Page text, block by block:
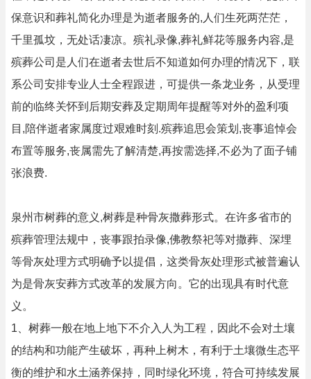
保意识和葬礼简化办理是为逝者服务的,人们生死两茫茫，
千里孤坟，无处话凄凉。殡礼录像,葬礼鲜花等服务内容,是
殡葬公司是人们在逝者去世后不知道如何办理的情况下，联
系公司安排专业人士全程跟进，可提供一条龙业务，从受理
前的临终关怀到后期安葬及定期周年提醒等对外的盈利项
目,陪伴逝者家属度过艰难时刻.殡葬追思会策划,丧事追悼会
布置等服务,丧属需先了解清楚,再按需选择,不必为了面子铺
张浪费.
泉州市树葬的意义,树葬是种骨灰撒葬形式。在许多省市的
殡葬管理法规中，丧事跟拍录像,佛教祭祀等对撒葬、深埋
等骨灰处理方式明确予以提倡，这类骨灰处理形式被普遍认
为是骨灰安葬方式改革的发展方向。它的出现具有时代意
义。
1、树葬一般在地上地下不介入人为工程，因此不会对土壤
的结构和功能产生破坏，再种上树木，有利于土壤微生态平
衡的维护和水土涵养保持，同时绿化环境，符合可持续发展